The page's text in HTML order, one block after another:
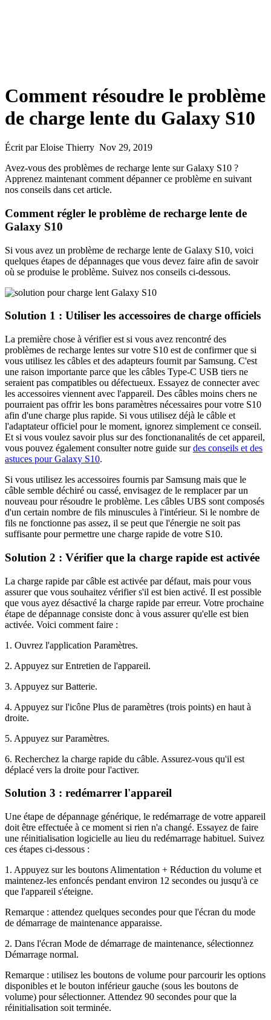
Comment résoudre le problème
de charge lente du Galaxy S10
Écrit par Eloise Thierry Nov 29, 2019
Avez-vous des problèmes de recharge lente sur Galaxy S10 ?
Apprenez maintenant comment dépanner ce problème en suivant
nos conseils dans cet article.
Comment régler le problème de recharge lente de
Galaxy S10
Si vous avez un problème de recharge lente de Galaxy S10, voici
quelques étapes de dépannages que vous devez faire afin de savoir
où se produise le problème. Suivez nos conseils ci-dessous.
Solution 1 : Utiliser les accessoires de charge officiels
La première chose à vérifier est si vous avez rencontré des
problèmes de recharge lentes sur votre S10 est de confirmer que si
vous utilisez les câbles et des adapteurs fournit par Samsung. C'est
une raison importante parce que les câbles Type-C USB tiers ne
seraient pas compatibles ou défectueux. Essayez de connecter avec
les accessoires viennent avec l'appareil. Des câbles moins chers ne
pourraient pas offrir les bons paramètres nécessaires pour votre S10
afin d'une charge plus rapide. Si vous utilisez déjà le câble et
l'adaptateur officiel pour le moment, ignorez simplement ce conseil.
Et si vous voulez savoir plus sur des fonctionanalités de cet appareil,
vous pouvez également consulter notre guide surdes conseils et des
astuces pour Galaxy S10.
Si vous utilisez les accessoires fournis par Samsung mais que le
câble semble déchiré ou cassé, envisagez de le remplacer par un
nouveau pour résoudre le problème. Les câbles UBS sont composés
d'un certain nombre de fils minuscules à l'intérieur. Si le nombre de
fils ne fonctionne pas assez, il se peut que l'énergie ne soit pas
suffisante pour permettre une charge rapide de votre S10.
Solution 2 : Vérifier que la charge rapide est activée
La charge rapide par câble est activée par défaut, mais pour vous
assurer que vous souhaitez vérifier s'il est bien activé. Il est possible
que vous ayez désactivé la charge rapide par erreur. Votre prochaine
étape de dépannage consiste donc à vous assurer qu'elle est bien
activée. Voici comment faire :
1. Ouvrez l'application Paramètres.
2. Appuyez sur Entretien de l'appareil.
3. Appuyez sur Batterie.
4. Appuyez sur l'icône Plus de paramètres (trois points) en haut à
droite.
5. Appuyez sur Paramètres.
6. Recherchez la charge rapide du câble. Assurez-vous qu'il est
déplacé vers la droite pour l'activer.
Solution 3 : redémarrer l'appareil
Une étape de dépannage générique, le redémarrage de votre appareil
doit être effectuée à ce moment si rien n'a changé. Essayez de faire
une réinitialisation logicielle au lieu du redémarrage habituel. Suivez
ces étapes ci-dessous :
1. Appuyez sur les boutons Alimentation + Réduction du volume et
maintenez-les enfoncés pendant environ 12 secondes ou jusqu'à ce
que l'appareil s'éteigne.
Remarque : attendez quelques secondes pour que l'écran du mode
de démarrage de maintenance apparaisse.
2. Dans l'écran Mode de démarrage de maintenance, sélectionnez
Démarrage normal.
Remarque : utilisez les boutons de volume pour parcourir les options
disponibles et le bouton inférieur gauche (sous les boutons de
volume) pour sélectionner. Attendez 90 secondes pour que la
réinitialisation soit terminée.